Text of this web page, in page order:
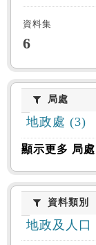
資料集
6
局處局處
地政處 (3)
顯示更多 局處
資料類別
資料類別
地政及人口